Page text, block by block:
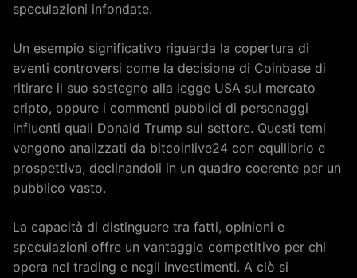
speculazioni infondate.
Un esempio significativo riguarda la copertura di
eventi controversi come la decisione di Coinbase di
ritirare il suo sostegno alla legge USA sul mercato
cripto, oppure i commenti pubblici di personaggi
influenti quali Donald Trump sul settore. Questi temi
vengono analizzati da bitcoinlive24 con equilibrio e
prospettiva, declinandoli in un quadro coerente per un
pubblico vasto.
La capacità di distinguere tra fatti, opinioni e
speculazioni offre un vantaggio competitivo per chi
opera nel trading e negli investimenti. A ciò si